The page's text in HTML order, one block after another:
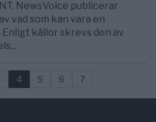
NewsVoice publicerar
vad som kan vara en
källor skrevs den av
4 5 6 7